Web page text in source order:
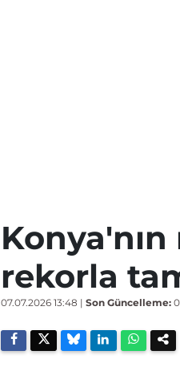
rekorla
07.07.2026 13:48 | Son Güncelleme: